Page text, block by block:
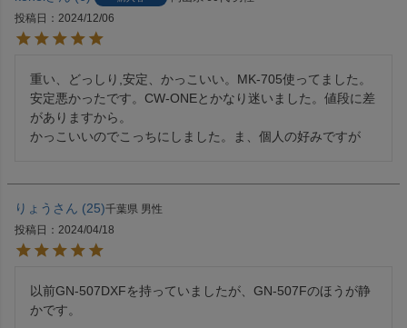
投稿日
2024/12/06
重い、どっしり,安定、かっこいい。MK-705使ってました。
安定悪かったです。CW-ONEとかなり迷いました。値段に差
がありますから。
かっこいいのでこっちにしました。ま、個人の好みですが
りょう 25 千葉県 男性
投稿日
2024/04/18
以前GN-507DXFを持っていましたが、GN-507Fのほうが静
かです。